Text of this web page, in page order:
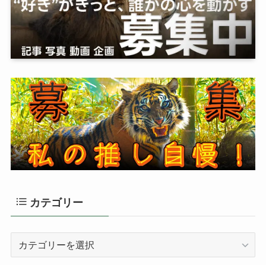
カテゴリー